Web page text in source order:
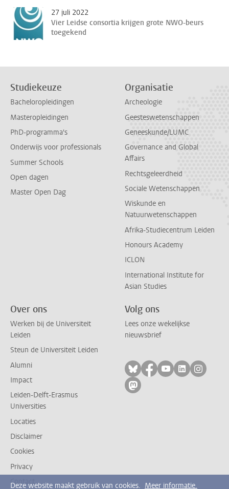
27 juli 2022
Vier Leidse consortia krijgen grote NWO-beurs
toegekend
Studiekeuze
Bacheloropleidingen
Masteropleidingen
PhD-programma's
Onderwijs voor professionals
Summer Schools
Open dagen
Master Open Dag
Organisatie
Archeologie
Geesteswetenschappen
Geneeskunde/LUMC
Governance and Global
Affairs
Rechtsgeleerdheid
Sociale Wetenschappen
Wiskunde en
Natuurwetenschappen
Afrika-Studiecentrum Leiden
Honours Academy
ICLON
International Institute for
Asian Studies
Over ons
Werken bij de Universiteit
Leiden
Steun de Universiteit Leiden
Alumni
Impact
Leiden-Delft-Erasmus
Universities
Locaties
Disclaimer
Cookies
Privacy
Contact
Volg ons
Lees onze wekelijkse
nieuwsbrief
Volg ons op bluesky
Volg ons op
Volg ons op
Volg ons
Volg
Volg ons op mastodon
Deze website maakt gebruik van cookies. Meer informatie.